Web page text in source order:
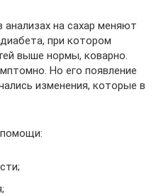
на сахар меняют
при котором
выше нормы, коварно.
Но его появление
изменения, которые в